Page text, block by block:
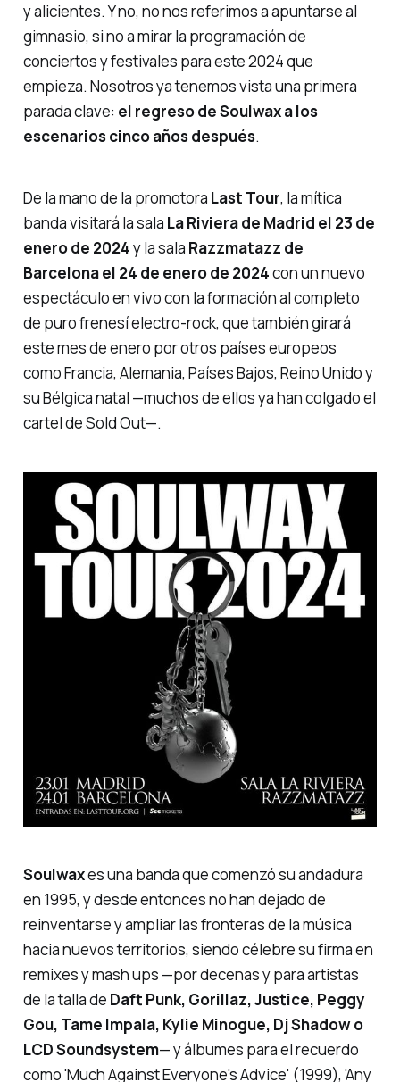
y alicientes. Y no, no nos referimos a apuntarse al
gimnasio, si no a mirar la programación de
conciertos y festivales para este 2024 que
empieza. Nosotros ya tenemos vista una primera
parada clave: el regreso de Soulwax a los
escenarios cinco años después.
De la mano de la promotora Last Tour, la mítica
banda visitará la sala La Riviera de Madrid el 23 de
enero de 2024y la sala Razzmatazz de
Barcelona el 24 de enero de 2024con un nuevo
espectáculo en vivo con la formación al completo
de puro frenesí electro-rock, que también girará
este mes de enero por otros países europeos
como Francia, Alemania, Países Bajos, Reino Unido y
su Bélgica natal —muchos de ellos ya han colgado el
cartel deSold Out—.
Soulwaxes una banda que comenzó su andadura
en 1995, y desde entonces no han dejado de
reinventarse y ampliar las fronteras de la música
hacia nuevos territorios, siendo célebre su firma en
remixes ymash ups —por decenas y para artistas
de la talla de Daft Punk, Gorillaz, Justice, Peggy
Gou, Tame Impala, Kylie Minogue, Dj Shadow o
LCD Soundsystem— y álbumes para el recuerdo
como'Much Against Everyone's Advice' (1999), 'Any